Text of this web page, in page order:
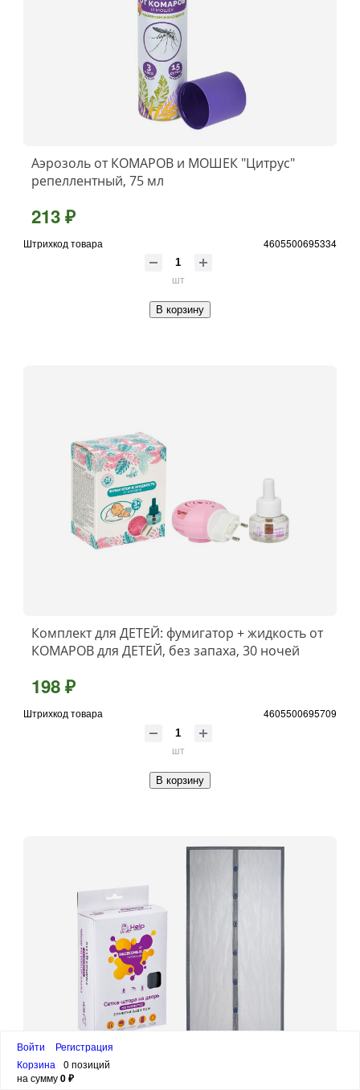
Аэрозоль от КОМАРОВ и МОШЕК "Цитрус"
репеллентный, 75 мл
213 ₽
Штрихкод товара 4605500695334
шт
В корзину
Комплект для ДЕТЕЙ: фумигатор + жидкость от
КОМАРОВ для ДЕТЕЙ, без запаха, 30 ночей
198 ₽
Штрихкод товара 4605500695709
шт
В корзину
Войти
Регистрация
Корзина
0 позиций
на сумму0 ₽